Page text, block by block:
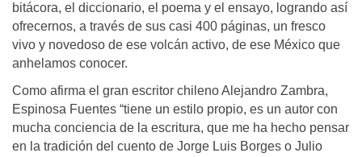
bitácora, el diccionario, el poema y el ensayo, logrando así
ofrecernos, a través de sus casi 400 páginas, un fresco
vivo y novedoso de ese volcán activo, de ese México que
anhelamos conocer.
Como afirma el gran escritor chileno Alejandro Zambra,
Espinosa Fuentes “tiene un estilo propio, es un autor con
mucha conciencia de la escritura, que me ha hecho pensar
en la tradición del cuento de Jorge Luis Borges o Julio